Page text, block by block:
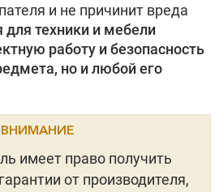
и не причинит вреда
для техники и мебели
работу и безопасность
но и любой его
ВНИМАНИЕ
имеет право получить
от производителя,